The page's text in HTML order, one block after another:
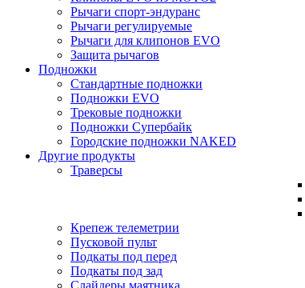
Рычаги спорт-эндуранс
Рычаги регулируемые
Рычаги для клипонов EVO
Защита рычагов
Подножки
Стандартные подножки
Подножки EVO
Трековые подножки
Подножки Супербайк
Городские подножки NAKED
Другие продукты
Траверсы
Крепеж телеметрии
Пусковой пульт
Подкаты под перед
Подкаты под зад
Слайдеры маятника